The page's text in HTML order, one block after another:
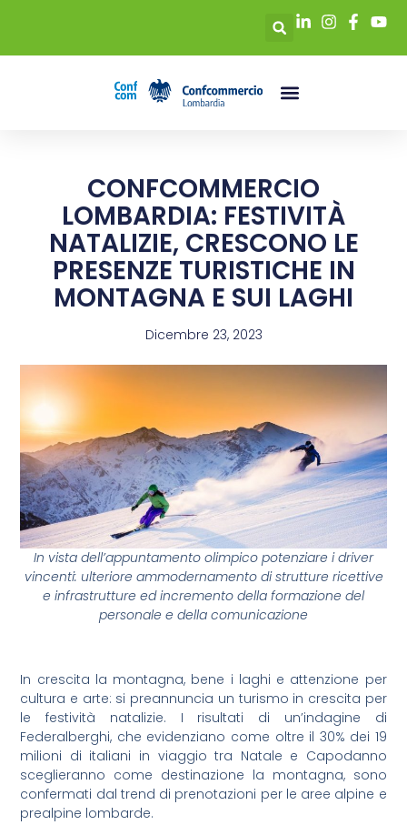
CONFCOMMERCIO
LOMBARDIA: FESTIVITÀ
NATALIZIE, CRESCONO LE
PRESENZE TURISTICHE IN
MONTAGNA E SUI LAGHI
Dicembre 23, 2023
In vista dell’appuntamento olimpico potenziare i driver
vincenti: ulteriore ammodernamento di strutture ricettive
e infrastrutture ed incremento della formazione del
personale e della comunicazione
In crescita la montagna, bene i laghi e attenzione per
cultura e arte: si preannuncia un turismo in crescita per
le festività natalizie. I risultati di un’indagine di
Federalberghi, che evidenziano come oltre il 30% dei 19
milioni di italiani in viaggio tra Natale e Capodanno
sceglieranno come destinazione la montagna, sono
confermati dal trend di prenotazioni per le aree alpine e
prealpine lombarde.